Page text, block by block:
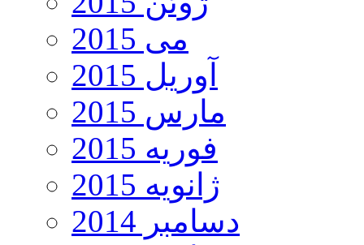
می 2015
آوریل 2015
مارس 2015
فوریه 2015
ژانویه 2015
دسامبر 2014